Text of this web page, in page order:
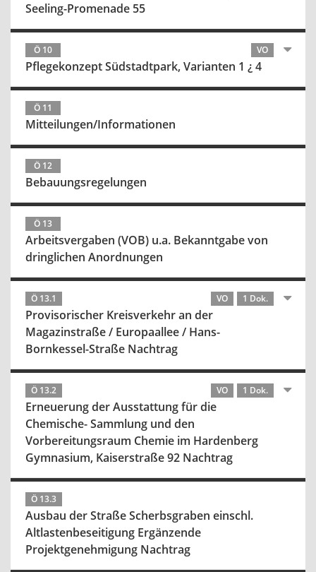
Seeling-Promenade 55
Ö 10 VO
Pflegekonzept Südstadtpark, Varianten 1 ¿ 4
Ö 11
Mitteilungen/Informationen
Ö 12
Bebauungsregelungen
Ö 13
Arbeitsvergaben (VOB) u.a. Bekanntgabe von
dringlichen Anordnungen
Ö 13.1 VO 1 Dok.
Provisorischer Kreisverkehr an der
Magazinstraße / Europaallee / Hans-
Bornkessel-Straße Nachtrag
Ö 13.2 VO 1 Dok.
Erneuerung der Ausstattung für die
Chemische- Sammlung und den
Vorbereitungsraum Chemie im Hardenberg
Gymnasium, Kaiserstraße 92 Nachtrag
Ö 13.3
Ausbau der Straße Scherbsgraben einschl.
Altlastenbeseitigung Ergänzende
Projektgenehmigung Nachtrag